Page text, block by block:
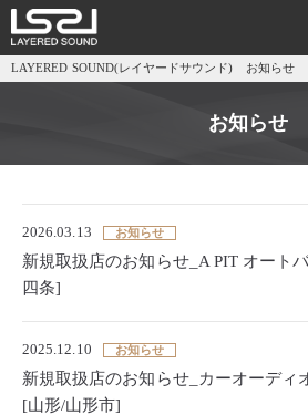
LAYERED SOUND(レイヤードサウンド) お知らせ
お知らせ
2026.03.13 お知らせ
新規取扱店のお知らせ_A PIT オート
四条]
2025.12.10 お知らせ
新規取扱店のお知らせ_カーオーディ
[山形/山形市]